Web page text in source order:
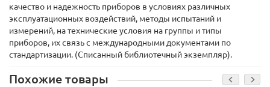
качество и надежность приборов в условиях различных
эксплуатационных воздействий, методы испытаний и
измерений, на технические условия на группы и типы
приборов, их связь с международными документами по
стандартизации. (Списанный библиотечный экземпляр).
Похожие товары